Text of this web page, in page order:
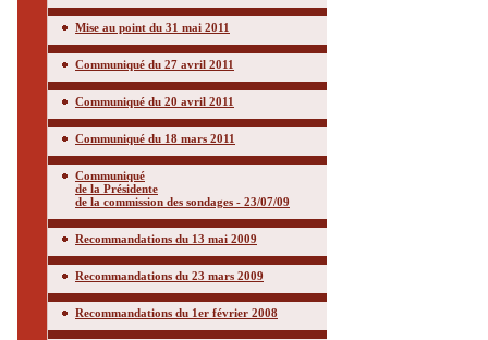
Mise au point du 31 mai 2011
Communiqué du 27 avril 2011
Communiqué du 20 avril 2011
Communiqué du 18 mars 2011
Communiqué
de la Présidente
de la commission des sondages - 23/07/09
Recommandations du 13 mai 2009
Recommandations du 23 mars 2009
Recommandations du 1er février 2008